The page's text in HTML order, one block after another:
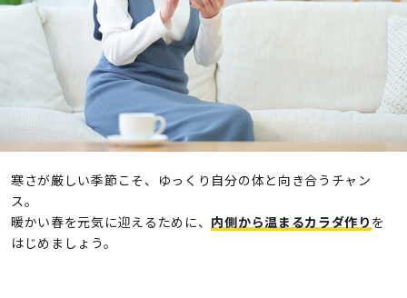
寒さが厳しい季節こそ、ゆっくり自分の体と向き合うチャン
ス。
暖かい春を元気に迎えるために、 内側から温まるカラダ作り を
はじめましょう。